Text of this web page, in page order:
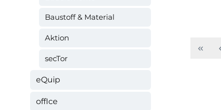
Baustoff & Material
Aktion
secTor
eQuip
offIce